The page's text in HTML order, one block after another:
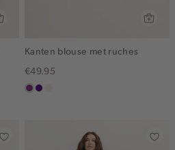
Kanten blouse met ruches
€49.95
middenpaars
indigo